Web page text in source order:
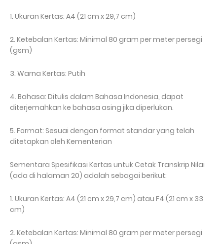
1. Ukuran Kertas: A4 (21 cm x 29,7 cm)
2. Ketebalan Kertas: Minimal 80 gram per meter persegi
(gsm)
3. Warna Kertas: Putih
4. Bahasa: Ditulis dalam Bahasa Indonesia, dapat
diterjemahkan ke bahasa asing jika diperlukan.
5. Format: Sesuai dengan format standar yang telah
ditetapkan oleh Kementerian
Sementara Spesifikasi Kertas untuk Cetak Transkrip Nilai
(ada di halaman 20) adalah sebagai berikut:
1. Ukuran Kertas: A4 (21 cm x 29,7 cm) atau F4 (21 cm x 33
cm)
2. Ketebalan Kertas: Minimal 80 gram per meter persegi